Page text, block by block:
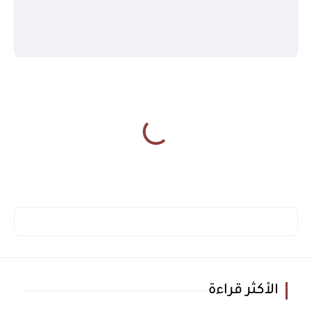
الأكثر قراءة